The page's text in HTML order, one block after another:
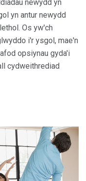
newydd yn
yn antur newydd
Os yw'ch
i'r ysgol, mae'n
opsiynau gyda'i
cydweithrediad